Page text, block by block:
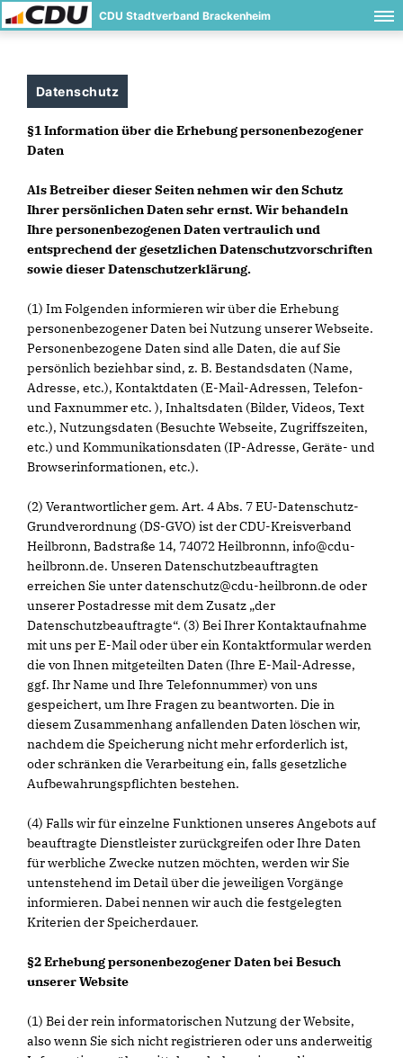
CDU Stadtverband Brackenheim
Datenschutz
§1 Information über die Erhebung personenbezogener
Daten
Als Betreiber dieser Seiten nehmen wir den Schutz
Ihrer persönlichen Daten sehr ernst. Wir behandeln
Ihre personenbezogenen Daten vertraulich und
entsprechend der gesetzlichen Datenschutzvorschriften
sowie dieser Datenschutzerklärung.
(1) Im Folgenden informieren wir über die Erhebung
personenbezogener Daten bei Nutzung unserer Webseite.
Personenbezogene Daten sind alle Daten, die auf Sie
persönlich beziehbar sind, z. B. Bestandsdaten (Name,
Adresse, etc.), Kontaktdaten (E-Mail-Adressen, Telefon-
und Faxnummer etc. ), Inhaltsdaten (Bilder, Videos, Text
etc.), Nutzungsdaten (Besuchte Webseite, Zugriffszeiten,
etc.) und Kommunikationsdaten (IP-Adresse, Geräte- und
Browserinformationen, etc.).
(2) Verantwortlicher gem. Art. 4 Abs. 7 EU-Datenschutz-
Grundverordnung (DS-GVO) ist der CDU-Kreisverband
Heilbronn, Badstraße 14, 74072 Heilbronnn, info@cdu-
heilbronn.de. Unseren Datenschutzbeauftragten
erreichen Sie unter datenschutz@cdu-heilbronn.de oder
unserer Postadresse mit dem Zusatz „der
Datenschutzbeauftragte“. (3) Bei Ihrer Kontaktaufnahme
mit uns per E-Mail oder über ein Kontaktformular werden
die von Ihnen mitgeteilten Daten (Ihre E-Mail-Adresse,
ggf. Ihr Name und Ihre Telefonnummer) von uns
gespeichert, um Ihre Fragen zu beantworten. Die in
diesem Zusammenhang anfallenden Daten löschen wir,
nachdem die Speicherung nicht mehr erforderlich ist,
oder schränken die Verarbeitung ein, falls gesetzliche
Aufbewahrungspflichten bestehen.
(4) Falls wir für einzelne Funktionen unseres Angebots auf
beauftragte Dienstleister zurückgreifen oder Ihre Daten
für werbliche Zwecke nutzen möchten, werden wir Sie
untenstehend im Detail über die jeweiligen Vorgänge
informieren. Dabei nennen wir auch die festgelegten
Kriterien der Speicherdauer.
§2 Erhebung personenbezogener Daten bei Besuch
unserer Website
(1) Bei der rein informatorischen Nutzung der Website,
also wenn Sie sich nicht registrieren oder uns anderweitig